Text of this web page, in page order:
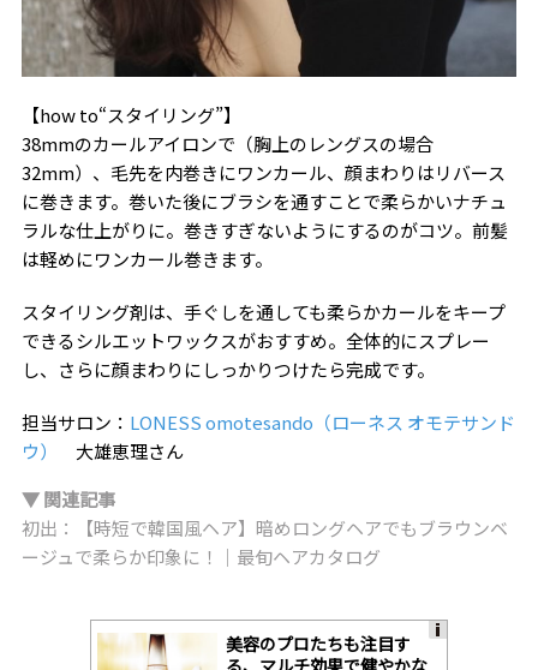
【how to“スタイリング”】
38mmのカールアイロンで（胸上のレングスの場合
32mm）、毛先を内巻きにワンカール、顔まわりはリバース
に巻きます。巻いた後にブラシを通すことで柔らかいナチュ
ラルな仕上がりに。巻きすぎないようにするのがコツ。前髪
は軽めにワンカール巻きます。
スタイリング剤は、手ぐしを通しても柔らかカールをキープ
できるシルエットワックスがおすすめ。全体的にスプレー
し、さらに顔まわりにしっかりつけたら完成です。
担当サロン： LONESS omotesando（ローネス オモテサンド
ウ）
大雄恵理さん
▼ 関連記事
初出：【時短で韓国風ヘア】暗めロングヘアでもブラウンベ
ージュで柔らか印象に！｜最旬ヘアカタログ
美容のプロたちも注目す
る、マルチ効果で健やかな